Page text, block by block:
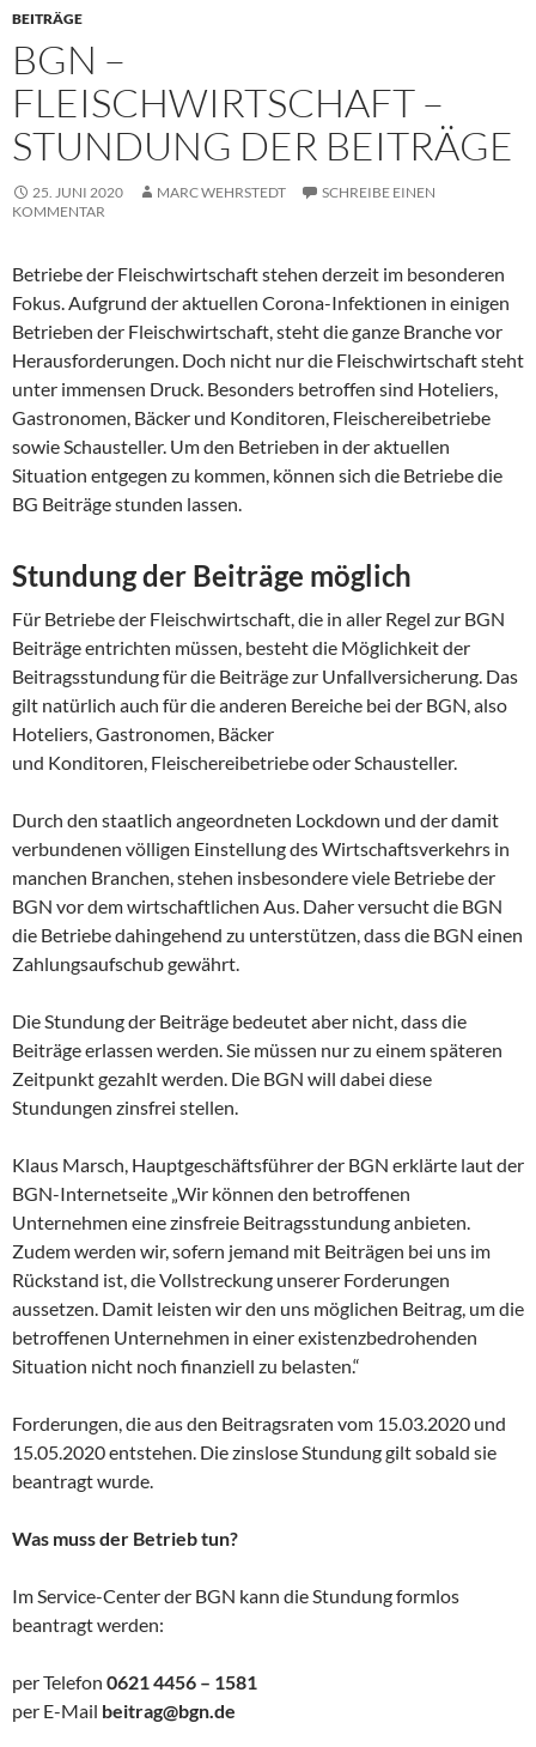
BEITRÄGE
BGN –
FLEISCHWIRTSCHAFT –
STUNDUNG DER BEITRÄGE
25. JUNI 2020 MARC WEHRSTEDT
SCHREIBE EINEN
KOMMENTAR
Betriebe der Fleischwirtschaft stehen derzeit im besonderen
Fokus. Aufgrund der aktuellen Corona-Infektionen in einigen
Betrieben der Fleischwirtschaft, steht die ganze Branche vor
Herausforderungen. Doch nicht nur die Fleischwirtschaft steht
unter immensen Druck. Besonders betroffen sind Hoteliers,
Gastronomen, Bäcker und Konditoren, Fleischereibetriebe
sowie Schausteller. Um den Betrieben in der aktuellen
Situation entgegen zu kommen, können sich die Betriebe die
BG Beiträge stunden lassen.
Stundung der Beiträge möglich
Für Betriebe der Fleischwirtschaft, die in aller Regel zur BGN
Beiträge entrichten müssen, besteht die Möglichkeit der
Beitragsstundung für die Beiträge zur Unfallversicherung. Das
gilt natürlich auch für die anderen Bereiche bei der BGN, also
Hoteliers, Gastronomen, Bäcker
und Konditoren, Fleischereibetriebe oder Schausteller.
Durch den staatlich angeordneten Lockdown und der damit
verbundenen völligen Einstellung des Wirtschaftsverkehrs in
manchen Branchen, stehen insbesondere viele Betriebe der
BGN vor dem wirtschaftlichen Aus. Daher versucht die BGN
die Betriebe dahingehend zu unterstützen, dass die BGN einen
Zahlungsaufschub gewährt.
Die Stundung der Beiträge bedeutet aber nicht, dass die
Beiträge erlassen werden. Sie müssen nur zu einem späteren
Zeitpunkt gezahlt werden. Die BGN will dabei diese
Stundungen zinsfrei stellen.
Klaus Marsch, Hauptgeschäftsführer der BGN erklärte laut der
BGN-Internetseite „Wir können den betroffenen
Unternehmen eine zinsfreie Beitragsstundung anbieten.
Zudem werden wir, sofern jemand mit Beiträgen bei uns im
Rückstand ist, die Vollstreckung unserer Forderungen
aussetzen. Damit leisten wir den uns möglichen Beitrag, um die
betroffenen Unternehmen in einer existenzbedrohenden
Situation nicht noch finanziell zu belasten.“
Forderungen, die aus den Beitragsraten vom 15.03.2020 und
15.05.2020 entstehen. Die zinslose Stundung gilt sobald sie
beantragt wurde.
Was muss der Betrieb tun?
Im Service-Center der BGN kann die Stundung formlos
beantragt werden:
per Telefon 0621 4456 – 1581
per E-Mail beitrag@bgn.de